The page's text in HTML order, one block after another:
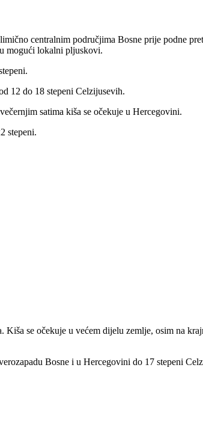
centralnim područjima Bosne prije podne
mogući lokalni pljuskovi.
12 do 18 stepeni Celzijusevih.
satima kiša se očekuje u Hercegovini.
stepeni.
se očekuje u većem dijelu zemlje, osim na
Bosne i u Hercegovini do 17 stepeni